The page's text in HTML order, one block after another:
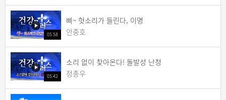
05:58
삐~ 헛소리가 들린다, 이명
안중호
05:42
소리 없이 찾아온다! 돌발성 난청
정종우